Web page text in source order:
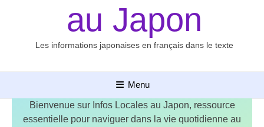
au Japon
Les informations japonaises en français dans le texte
Menu
Bienvenue sur Infos Locales au Japon, ressource
essentielle pour naviguer dans la vie quotidienne au